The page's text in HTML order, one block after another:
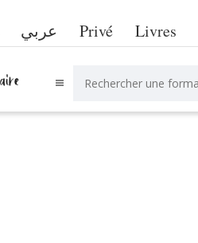
عربي Privé Livres